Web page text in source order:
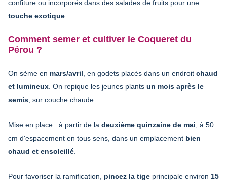
confiture ou incorporés dans des salades de fruits pour une
touche exotique
Comment semer et cultiver le Coqueret du
Pérou ?
On sème en mars/avril , en godets placés dans un endroit chaud
et lumineux . On repique les jeunes plants un mois après le
semis , sur couche chaude.
Mise en place : à partir de la deuxième quinzaine de mai , à 50
cm d'espacement en tous sens, dans un emplacement bien
chaud et ensoleillé
Pour favoriser la ramification, pincez la tige principale environ 15